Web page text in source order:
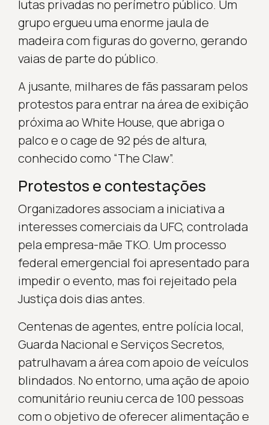
lutas privadas no perímetro público. Um
grupo ergueu uma enorme jaula de
madeira com figuras do governo, gerando
vaias de parte do público.
A jusante, milhares de fãs passaram pelos
protestos para entrar na área de exibição
próxima ao White House, que abriga o
palco e o cage de 92 pés de altura,
conhecido como “The Claw”.
Protestos e contestações
Organizadores associam a iniciativa a
interesses comerciais da UFC, controlada
pela empresa-mãe TKO. Um processo
federal emergencial foi apresentado para
impedir o evento, mas foi rejeitado pela
Justiça dois dias antes.
Centenas de agentes, entre polícia local,
Guarda Nacional e Serviços Secretos,
patrulhavam a área com apoio de veículos
blindados. No entorno, uma ação de apoio
comunitário reuniu cerca de 100 pessoas
com o objetivo de oferecer alimentação e